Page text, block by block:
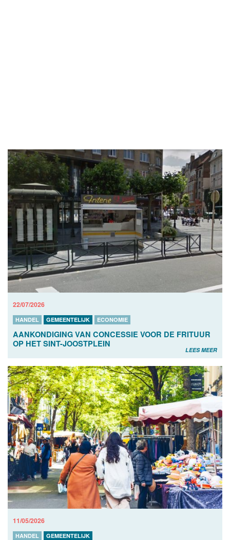
22/07/2026
HANDEL GEMEENTELIJK ECONOMIE
AANKONDIGING VAN CONCESSIE VOOR DE FRITUUR
OP HET SINT-JOOSTPLEIN
LEES MEER
11/05/2026
HANDEL GEMEENTELIJK